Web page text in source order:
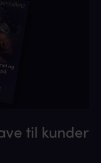
til kunder